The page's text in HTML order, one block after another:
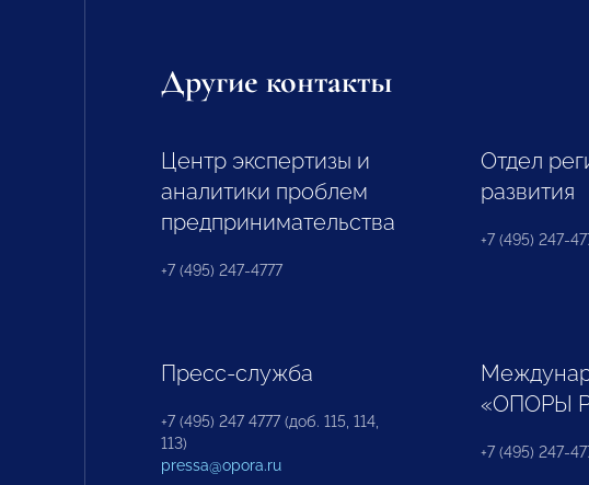
Другие контакты
Центр экспертизы и
аналитики проблем
предпринимательства
+7 (495) 247-4777
Отдел
развития
+7 (495) 247-
Пресс-служба
+7 (495) 247 4777 (доб. 115, 114,
113)
pressa@opora.ru
«ОПОРЫ
+7 (495) 247-